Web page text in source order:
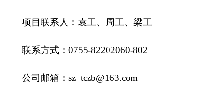
项目联系人：袁工、周工、梁工
联系方式：0755-82202060-802
公司邮箱：sz_tczb@163.com